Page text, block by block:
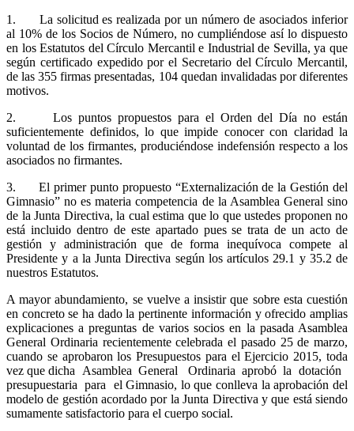
1 . La solicitud es realizada por un número de asociados inferior
al 10% de los Socios de Número, no cumpliéndose así lo dispuesto
en los Estatutos del Círculo Mercantil e Industrial de Sevilla, ya que
según certificado expedido por el Secretario del Círculo Mercantil,
de las 355 firmas presentadas, 104 quedan invalidadas por diferentes
motivos.
2. Los puntos propuestos para el Orden del Día no están
suficientemente definidos, lo que impide conocer con claridad la
voluntad de los firmantes, produciéndose indefensión respecto a los
asociados no firmantes.
3. El primer punto propuesto “Externalización de la Gestión del
Gimnasio” no es materia competencia de la Asamblea General sino
de la Junta Directiva, la cual estima que lo que ustedes proponen no
está incluido dentro de este apartado pues se trata de un acto de
gestión y administración que de forma inequívoca compete al
Presidente y a la Junta Directiva según los artículos 29.1 y 35.2 de
nuestros Estatutos.
A mayor abundamiento, se vuelve a insistir que sobre esta cuestión
en concreto se ha dado la pertinente información y ofrecido amplias
explicaciones a preguntas de varios socios en la pasada Asamblea
General Ordinaria recientemente celebrada el pasado 25 de marzo,
cuando se aprobaron los Presupuestos para el Ejercicio 2015, toda
vez que dicha Asamblea General Ordinaria aprobó la dotación
presupuestaria para elGimnasio, lo que conlleva la aprobación del
modelo de gestión acordado por la Junta Directiva y que está siendo
sumamente satisfactorio para el cuerpo social.